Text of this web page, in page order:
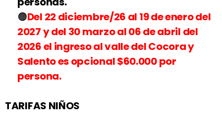
Del 22 diciembre/26 al 19 de enero del
2027 y del 30 marzo al 06 de abril del
2026 el ingreso al valle del Cocora y
Salento es opcional $60.000 por
persona.
TARIFAS NIÑOS